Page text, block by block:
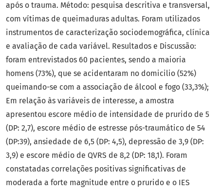
após o trauma. Método: pesquisa descritiva e transversal,
com vítimas de queimaduras adultas. Foram utilizados
instrumentos de caracterização sociodemográfica, clínica
e avaliação de cada variável. Resultados e Discussão:
foram entrevistados 60 pacientes, sendo a maioria
homens (73%), que se acidentaram no domicilio (52%)
queimando-se com a associação de álcool e fogo (33,3%);
Em relação às variáveis de interesse, a amostra
apresentou escore médio de intensidade de prurido de 5
(DP: 2,7), escore médio de estresse pós-traumático de 54
(DP:39), ansiedade de 6,5 (DP: 4,5), depressão de 3,9 (DP:
3,9) e escore médio de QVRS de 8,2 (DP: 18,1). Foram
constatadas correlações positivas significativas de
moderada a forte magnitude entre o prurido e o IES